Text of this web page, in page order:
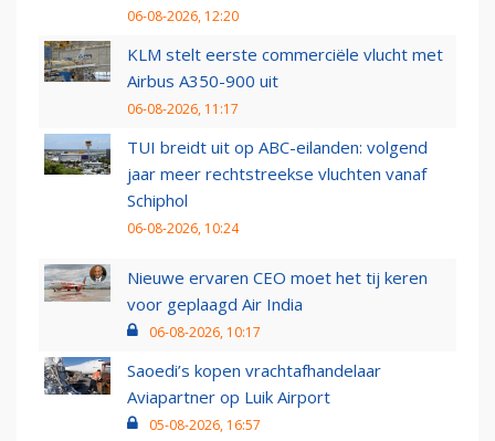
06-08-2026, 12:20
KLM stelt eerste commerciële vlucht met
Airbus A350-900 uit
06-08-2026, 11:17
TUI breidt uit op ABC-eilanden: volgend
jaar meer rechtstreekse vluchten vanaf
Schiphol
06-08-2026, 10:24
Nieuwe ervaren CEO moet het tij keren
voor geplaagd Air India
06-08-2026, 10:17
Saoedi’s kopen vrachtafhandelaar
Aviapartner op Luik Airport
05-08-2026, 16:57